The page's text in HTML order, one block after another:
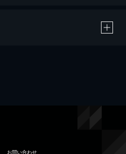
お問い合わせ